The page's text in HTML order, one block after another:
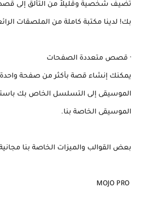
تضيف شخصية وقليلاً من التألق إلى
بك! لدينا مكتبة كاملة من الملصقات
· قصص متعددة الصفحات
يمكنك إنشاء قصة بأكثر من صفحة
الموسيقى إلى التسلسل الخاص بك
الموسيقى الخاصة بنا.
بعض القوالب والميزات الخاصة بنا